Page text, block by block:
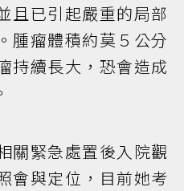
且已引起嚴重的局部
腫瘤體積約莫５公分
持續長大，恐會造成
關緊急處置後入院觀
會與定位，目前她考